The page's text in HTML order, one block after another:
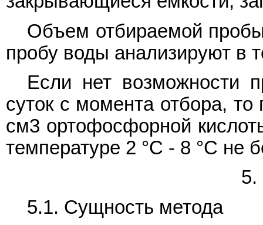
Объем отбираемой
пробу воды анализируют в
Если нет возможности
суток с момента отбора,
см3 ортофосфорной
температуре 2 °C - 8 °C не
5.
5.1. Сущность метода